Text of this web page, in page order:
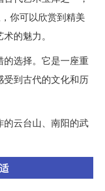
你可以欣赏到精美
的魅力。
的选择。它是一座重
到古代的文化和历
的云台山、南阳的武